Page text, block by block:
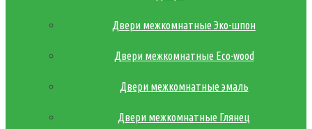
Двери межкомнатные Эко-шпон
Двери межкомнатные Eco-wood
Двери межкомнатные эмаль
Двери межкомнатные Глянец